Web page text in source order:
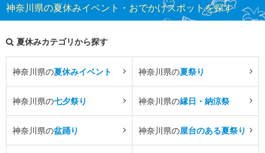
神奈川県の夏休みイベント・おでかけスポットを探す
夏休みカテゴリから探す
神奈川県の夏休みイベント 神奈川県の夏祭り
神奈川県の七夕祭り 神奈川県の縁日・納涼祭
神奈川県の盆踊り 神奈川県の屋台のある夏祭り